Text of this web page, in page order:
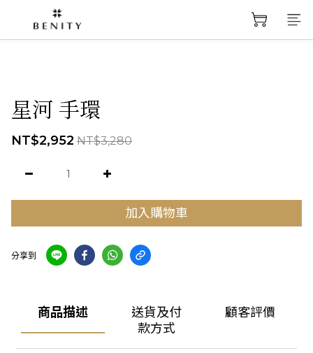
星河 手環
NT$2,952 NT$3,280
加入購物車
分享到
商品描述
送貨及付
款方式
顧客評價